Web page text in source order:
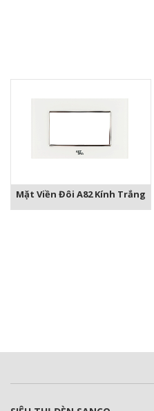
Mặt Viền Đôi A82 Kính Trắng